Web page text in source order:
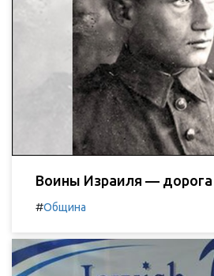
Воины Израиля —
#Община